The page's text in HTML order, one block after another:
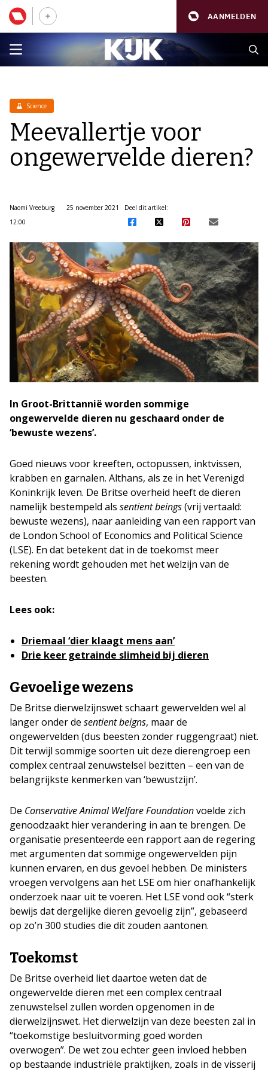
AANMELDEN
Science
Meevallertje voor
ongewervelde dieren?
Naomi Vreeburg
25 november 2021
12:00
Deel dit artikel:
In Groot-Brittannië worden sommige
ongewervelde dieren nu geschaard onder de
‘bewuste wezens’.
Goed nieuws voor kreeften, octopussen, inktvissen,
krabben en garnalen. Althans, als ze in het Verenigd
Koninkrijk leven. De Britse overheid heeft de dieren
namelijk bestempeld als sentient beings(vrij vertaald:
bewuste wezens), naar aanleiding van een rapport van
de London School of Economics and Political Science
(LSE). En dat betekent dat in de toekomst meer
rekening wordt gehouden met het welzijn van de
beesten.
Lees ook:
Driemaal ‘dier klaagt mens aan’
Drie keer getrainde slimheid bij dieren
Gevoelige wezens
De Britse dierwelzijnswet schaart gewervelden wel al
langer onder de sentient beigns, maar de
ongewervelden (dus beesten zonder ruggengraat) niet.
Dit terwijl sommige soorten uit deze dierengroep een
complex centraal zenuwstelsel bezitten – een van de
belangrijkste kenmerken van ‘bewustzijn’.
De Conservative Animal Welfare Foundationvoelde zich
genoodzaakt hier verandering in aan te brengen. De
organisatie presenteerde een rapport aan de regering
met argumenten dat sommige ongewervelden pijn
kunnen ervaren, en dus gevoel hebben. De ministers
vroegen vervolgens aan het LSE om hier onafhankelijk
onderzoek naar uit te voeren. Het LSE vond ook “sterk
bewijs dat dergelijke dieren gevoelig zijn”, gebaseerd
op zo’n 300 studies die dit zouden aantonen.
Toekomst
De Britse overheid liet daartoe weten dat de
ongewervelde dieren met een complex centraal
zenuwstelsel zullen worden opgenomen in de
dierwelzijnswet. Het dierwelzijn van deze beesten zal in
“toekomstige besluitvorming goed worden
overwogen”. De wet zou echter geen invloed hebben
op bestaande industriële praktijken, zoals in de visserij